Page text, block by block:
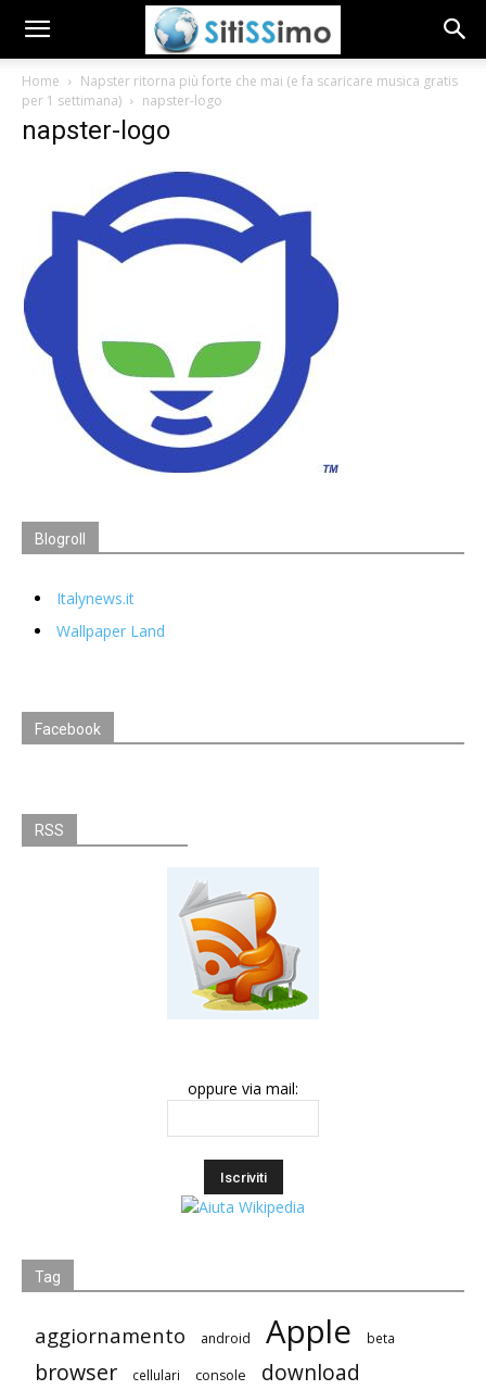
Home
Napster ritorna più forte che mai (e fa scaricare musica gratis
per 1 settimana)
napster-logo
napster-logo
Blogroll
Italynews.it
Wallpaper Land
Facebook
RSS
oppure via mail:
Tag
aggiornamento android Apple beta
browser cellulari console download